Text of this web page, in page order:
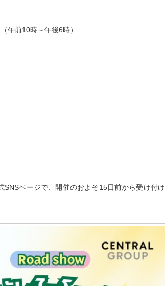
午前10時～午後6時）
ページで、開催のおよそ15日前から受け付け